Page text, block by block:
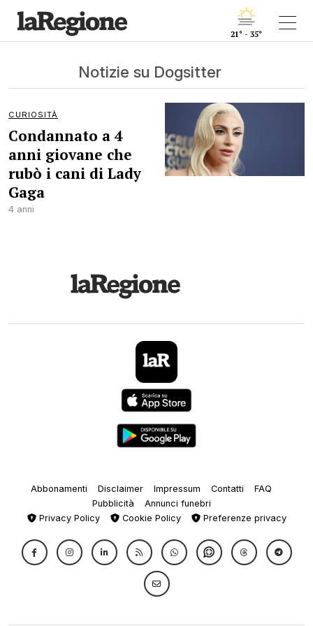
21° - 35°
Notizie su Dogsitter
CURIOSITÀ
Condannato a 4
anni giovane che
rubò i cani di Lady
Gaga
4 anni
Abbonamenti Disclaimer Impressum Contatti
FAQ
Pubblicità
Annunci funebri
Privacy Policy
Cookie Policy Preferenze privacy